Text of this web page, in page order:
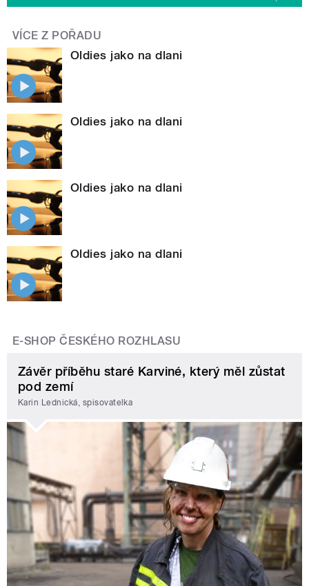
VÍCE Z POŘADU
Oldies jako na dlani
Oldies jako na dlani
Oldies jako na dlani
Oldies jako na dlani
E-SHOP ČESKÉHO ROZHLASU
Závěr příběhu staré Karviné, který měl zůstat
pod zemí
Karin Lednická, spisovatelka